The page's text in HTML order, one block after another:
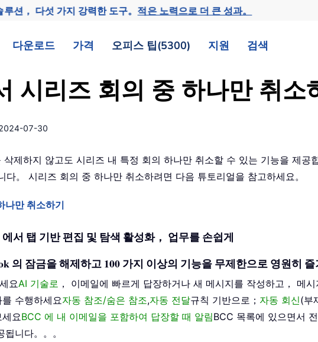
션， 다섯 가지 강력한 도구。적은 노력으로 더 큰 성과。
다운로드 가격 오피스 팁(5300) 지원 검색
시리즈 회의 중 하나만 취소
07-30
제하지 않고도 시리즈 내 특정 회의 하나만 취소할 수 있는 기능을 제공
。 시리즈 회의 중 하나만 취소하려면 다음 튜토리얼을 참고하세요。
나만 취소하기
서 탭 기반 편집 및 탐색 활성화， 업무를 손쉽게
의 잠금을 해제하고 100 가지 이상의 기능을 무제한으로 영원히
요AI 기술로 ， 이메일에 빠르게 답장하거나 새 메시지를 작성하고， 메
수행하세요자동 참조/숨은 참조,자동 전달규칙 기반으로； 자동 회신(부
요BCC 에 내 이메일을 포함하여 답장할 때 알림BCC 목록에 있으면서
니다。。。